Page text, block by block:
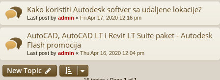
Kako koristiti Autodesk softver sa udaljene lokacije?
Last post by admin « Fri Apr 17, 2020 12:16 pm
AutoCAD, AutoCAD LT i Revit LT Suite paket - Autodesk
Flash promocija
Last post by admin « Thu Apr 16, 2020 12:04 pm
New Topic